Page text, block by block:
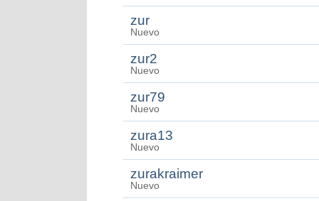
zur
Nuevo
zur2
Nuevo
zur79
Nuevo
zura13
Nuevo
zurakraimer
Nuevo